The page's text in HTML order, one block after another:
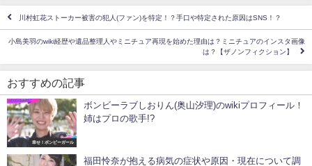
川村虹花ストーカー被害の犯人(ファン)を特定！？手口や特定された原因はSNS！？
小島美羽のwiki経歴や遺品整理人やミニチュア再現を始めた理由は？ミニチュアのインスタ画像
は？【ザノンフィクション】
おすすめの記事
幸せ！ボンビーガール
ボンビーラブしおりん(奥山汐理)のwikiプロフィール！
姉はプロの歌手!?
福田怜奈が抱える病気の症状や原因・現在について調